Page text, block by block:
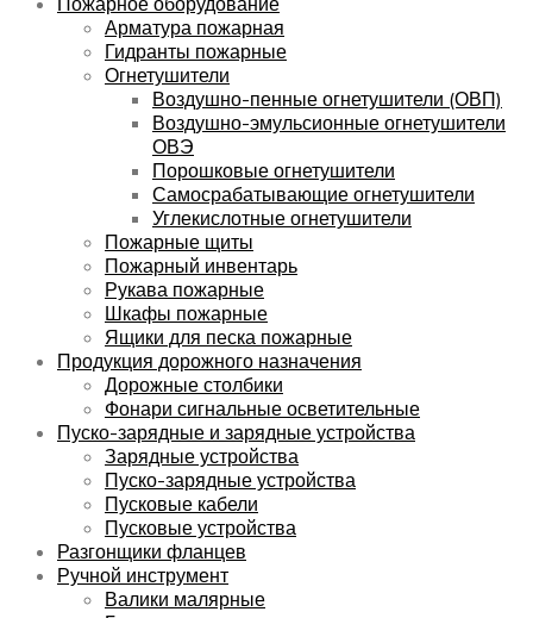
Арматура пожарная
Гидранты пожарные
Огнетушители
Воздушно-пенные огнетушители (ОВП)
Воздушно-эмульсионные огнетушители
ОВЭ
Порошковые огнетушители
Самосрабатывающие огнетушители
Углекислотные огнетушители
Пожарные щиты
Пожарный инвентарь
Рукава пожарные
Шкафы пожарные
Ящики для песка пожарные
Продукция дорожного назначения
Дорожные столбики
Фонари сигнальные осветительные
Пуско-зарядные и зарядные устройства
Зарядные устройства
Пуско-зарядные устройства
Пусковые кабели
Пусковые устройства
Разгонщики фланцев
Ручной инструмент
Валики малярные